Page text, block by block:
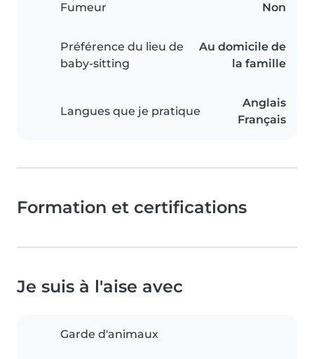
Fumeur Non
Préférence du lieu de
baby-sitting
Au domicile de
la famille
Langues que je pratique
Anglais
Français
Formation et certifications
Je suis à l'aise avec
Garde d'animaux